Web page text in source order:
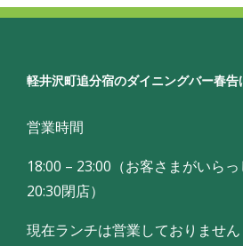
軽井沢町追分宿のダイニングバー春告
営業時間
18:00 – 23:00（お客さまがいら
20:30閉店）
現在ランチは営業しておりません